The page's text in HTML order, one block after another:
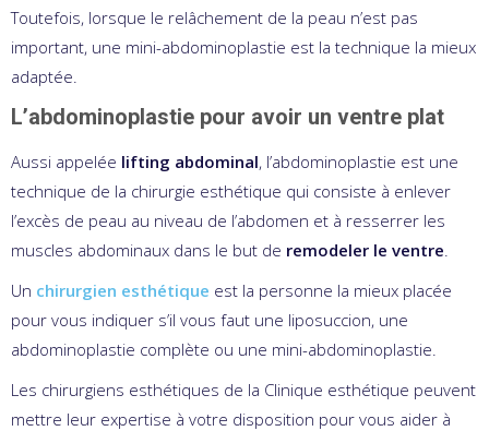
Toutefois, lorsque le relâchement de la peau n’est pas
important, une mini-abdominoplastie est la technique la mieux
adaptée.
L’abdominoplastie pour avoir un ventre plat
Aussi appelée lifting abdominal, l’abdominoplastie est une
technique de la chirurgie esthétique qui consiste à enlever
l’excès de peau au niveau de l’abdomen et à resserrer les
muscles abdominaux dans le but de remodeler le ventre.
Un chirurgien esthétique est la personne la mieux placée
pour vous indiquer s’il vous faut une liposuccion, une
abdominoplastie complète ou une mini-abdominoplastie.
Les chirurgiens esthétiques de la Clinique esthétique peuvent
mettre leur expertise à votre disposition pour vous aider à